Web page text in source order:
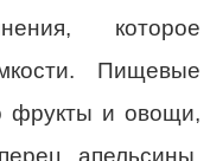
которое
Пищевые
фрукты и овощи,